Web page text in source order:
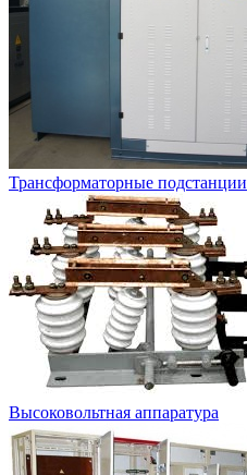
Трансформаторные подстанции
Высоковольтная аппаратура